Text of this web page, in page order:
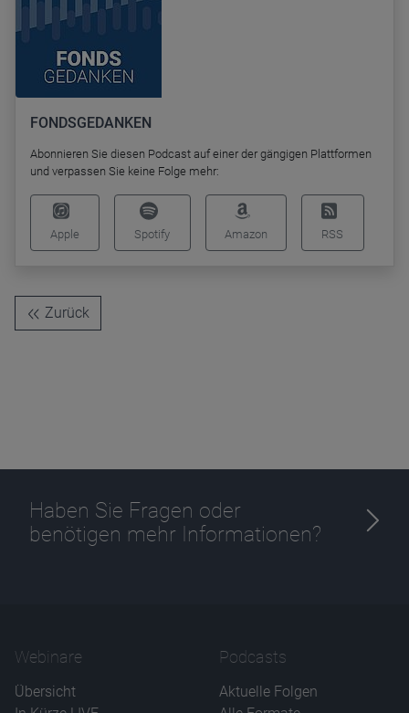
FONDSGEDANKEN
Abonnieren Sie diesen Podcast auf einer der gängigen Plattformen
und verpassen Sie keine Folge mehr:
Apple Spotify Amazon RSS
Zurück
Haben Sie Fragen oder
benötigen mehr Informationen?
Webinare
Übersicht
Podcasts
Aktuelle Folgen
Name
CPref
Anbieter D&C
Zweck
Ablauf
1 Jahr